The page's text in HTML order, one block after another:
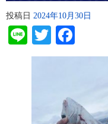
投稿日 2024年10月30日
LineTwitter